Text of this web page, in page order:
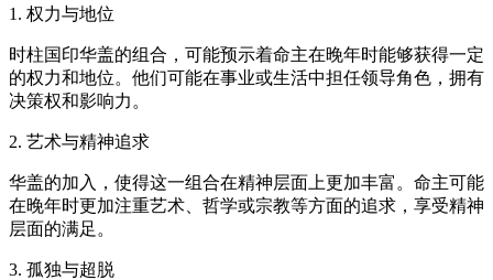
1. 权力与地位
时柱国印华盖的组合，可能预示着命主在晚年时能够获得一定
的权力和地位。他们可能在事业或生活中担任领导角色，拥有
决策权和影响力。
2. 艺术与精神追求
华盖的加入，使得这一组合在精神层面上更加丰富。命主可能
在晚年时更加注重艺术、哲学或宗教等方面的追求，享受精神
层面的满足。
3. 孤独与超脱